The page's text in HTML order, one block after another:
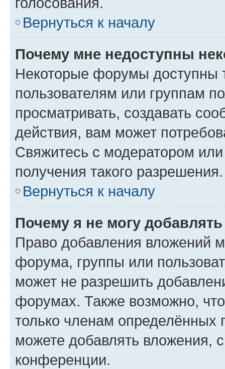
Вернуться к началу
Почему мне недоступны
Некоторые форумы доступны
пользователям или группам
просматривать, создавать
действия, вам может
Свяжитесь с модератором
получения такого разрешения.
Вернуться к началу
Почему я не могу
Право добавления вложений
форума, группы или
может не разрешить
форумах. Также возможно,
только членам определённых
можете добавлять вложения,
конференции.